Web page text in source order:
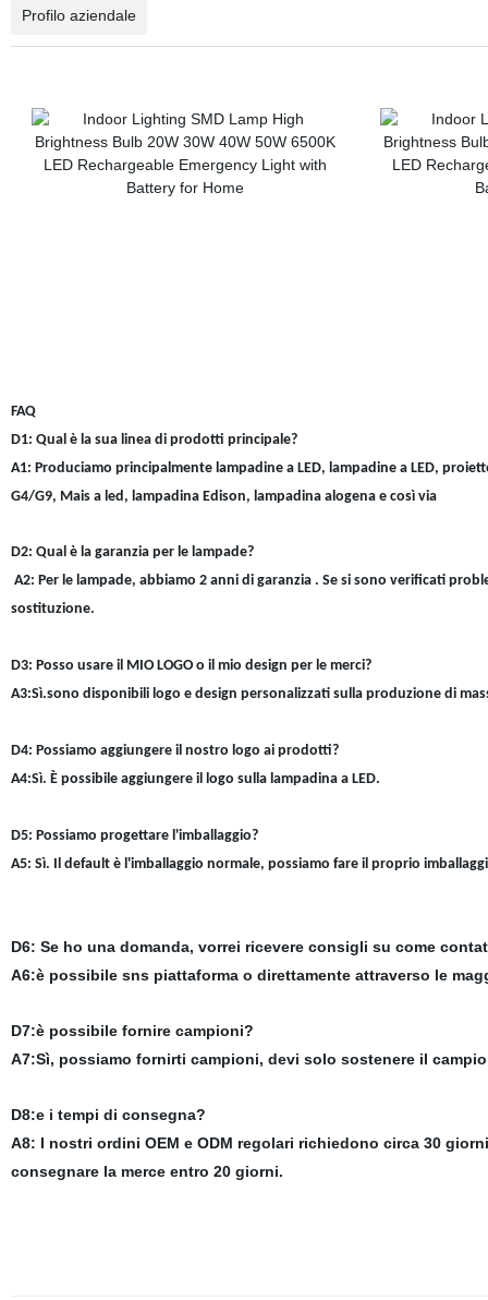
Profilo aziendale
FAQ
D1: Qual è la sua linea di prodotti principale?
A1: Produciamo principalmente lampadine a LED, lampadine a LED,
G4/G9, Mais a led, lampadina Edison, lampadina alogena e così via
D2: Qual è la garanzia per le lampade?
A2: Per le lampade, abbiamo 2 anni di garanzia . Se si sono verificati
sostituzione.
D3: Posso usare il MIO LOGO o il mio design per le merci?
A3:Sì.sono disponibili logo e design personalizzati sulla produzione di
D4: Possiamo aggiungere il nostro logo ai prodotti?
A4:Sì. È possibile aggiungere il logo sulla lampadina a LED.
D5: Possiamo progettare l'imballaggio?
A5: Sì. Il default è l'imballaggio normale, possiamo fare il proprio
D6: Se ho una domanda, vorrei ricevere consigli su come
A6:è possibile sns piattaforma o direttamente attraverso le
D7:è possibile fornire campioni?
A7:Sì, possiamo fornirti campioni, devi solo sostenere il
D8:e i tempi di consegna?
A8: I nostri ordini OEM e ODM regolari richiedono circa 30
consegnare la merce entro 20 giorni.